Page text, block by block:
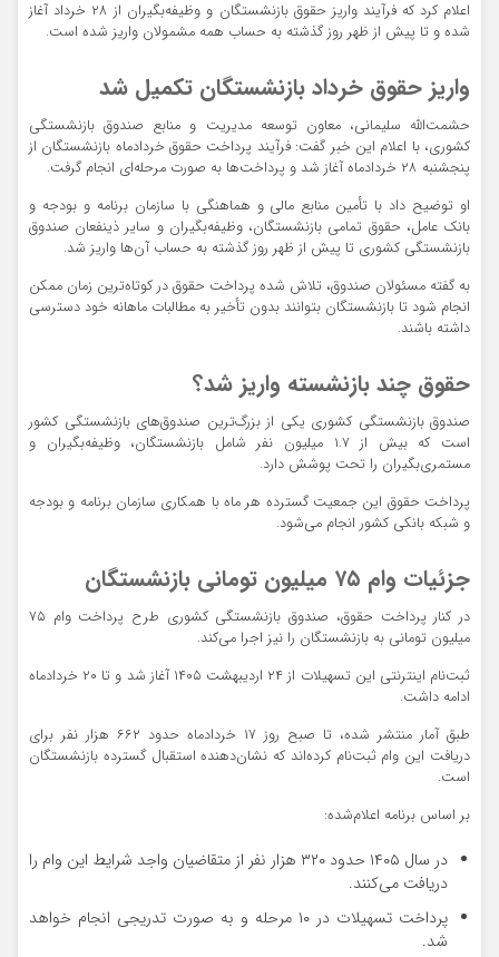
اعلام کرد که فرآیند واریز حقوق بازنشستگان و وظیفه‌بگیران از ۲۸ خرداد آغاز
شده و تا پیش از ظهر روز گذشته به حساب همه مشمولان واریز شده است.
واریز حقوق خرداد بازنشستگان تکمیل شد
حشمت‌الله سلیمانی، معاون توسعه مدیریت و منابع صندوق بازنشستگی
کشوری، با اعلام این خبر گفت: فرآیند پرداخت حقوق خردادماه بازنشستگان از
پنجشنبه ۲۸ خردادماه آغاز شد و پرداخت‌ها به صورت مرحله‌ای انجام گرفت.
او توضیح داد با تأمین منابع مالی و هماهنگی با سازمان برنامه و بودجه و
بانک عامل، حقوق تمامی بازنشستگان، وظیفه‌بگیران و سایر ذینفعان صندوق
بازنشستگی کشوری تا پیش از ظهر روز گذشته به حساب آن‌ها واریز شد.
به گفته مسئولان صندوق، تلاش شده پرداخت حقوق در کوتاه‌ترین زمان ممکن
انجام شود تا بازنشستگان بتوانند بدون تأخیر به مطالبات ماهانه خود دسترسی
داشته باشند.
حقوق چند بازنشسته واریز شد؟
صندوق بازنشستگی کشوری یکی از بزرگ‌ترین صندوق‌های بازنشستگی کشور
است که بیش از ۱.۷ میلیون نفر شامل بازنشستگان، وظیفه‌بگیران و
مستمری‌بگیران را تحت پوشش دارد.
پرداخت حقوق این جمعیت گسترده هر ماه با همکاری سازمان برنامه و بودجه
و شبکه بانکی کشور انجام می‌شود.
جزئیات وام ۷۵ میلیون تومانی بازنشستگان
در کنار پرداخت حقوق، صندوق بازنشستگی کشوری طرح پرداخت وام ۷۵
میلیون تومانی به بازنشستگان را نیز اجرا می‌کند.
ثبت‌نام اینترنتی این تسهیلات از ۲۴ اردیبهشت ۱۴۰۵ آغاز شد و تا ۲۰ خردادماه
ادامه داشت.
طبق آمار منتشر شده، تا صبح روز ۱۷ خردادماه حدود ۶۶۲ هزار نفر برای
دریافت این وام ثبت‌نام کرده‌اند که نشان‌دهنده استقبال گسترده بازنشستگان
است.
بر اساس برنامه اعلام‌شده:
در سال ۱۴۰۵ حدود ۳۲۰ هزار نفر از متقاضیان واجد شرایط این وام را
دریافت می‌کنند.
پرداخت تسهیلات در ۱۰ مرحله و به صورت تدریجی انجام خواهد
شد.